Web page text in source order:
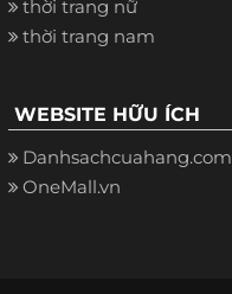
thời trang nữ
thời trang nam
WEBSITE HỮU ÍCH
Danhsachcuahang.com
OneMall.vn